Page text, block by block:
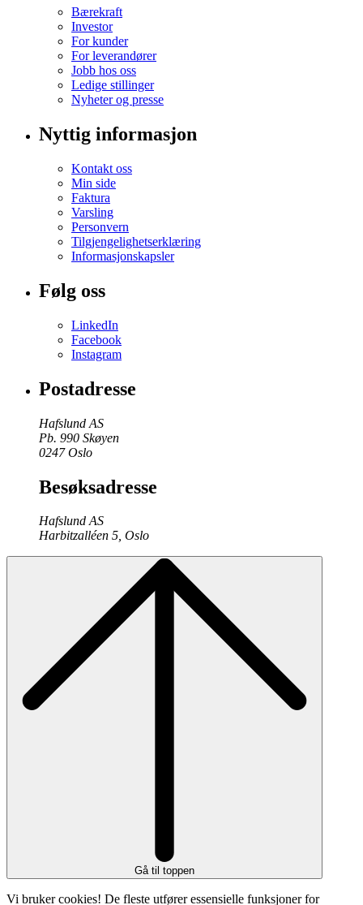
Bærekraft
Investor
For kunder
For leverandører
Jobb hos oss
Ledige stillinger
Nyheter og presse
Nyttig informasjon
Kontakt oss
Min side
Faktura
Varsling
Personvern
Tilgjengelighetserklæring
Informasjonskapsler
Følg oss
LinkedIn
Facebook
Instagram
Postadresse
Hafslund AS
Pb. 990 Skøyen
0247 Oslo
Besøksadresse
Hafslund AS
Harbitzalléen 5, Oslo
Gå til toppen
Vi bruker cookies! De fleste utfører essensielle funksjoner for